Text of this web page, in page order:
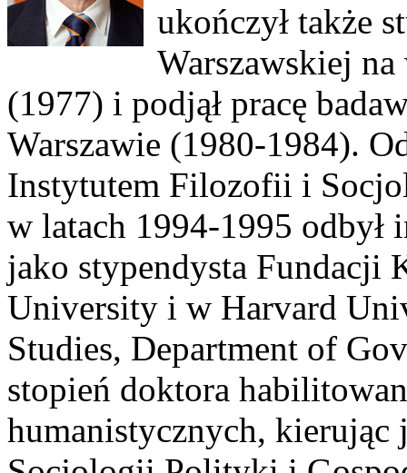
ukończył także
Warszawskiej
(1977) i podjął pracę
Warszawie (1980-1984).
Instytutem Filozofii i
w latach 1994-1995
jako stypendysta Fundacji
University i w Harvard
Studies, Department of
stopień doktora
humanistycznych, kierując